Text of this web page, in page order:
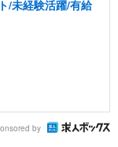
/未経験活躍/有給
by